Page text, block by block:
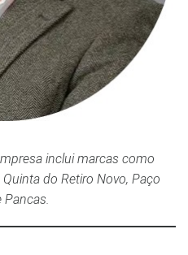
inclui marcas como
do Retiro Novo, Paço
Pancas.